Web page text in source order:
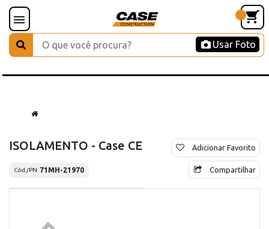
Usar Foto
ISOLAMENTO - Case CE
Cód./PN 71MH-21970
Adicionar Favorito
Compartilhar